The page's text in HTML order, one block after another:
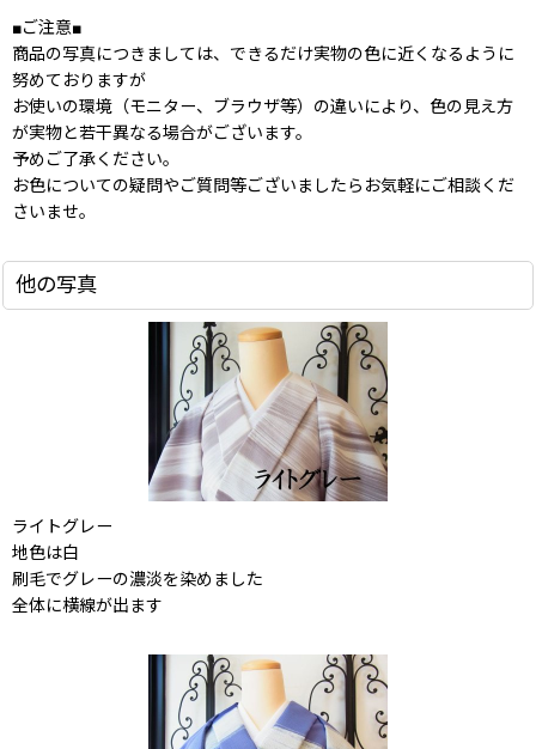
■ご注意■
商品の写真につきましては、できるだけ実物の色に近くなるように
努めておりますが
お使いの環境（モニター、ブラウザ等）の違いにより、色の見え方
が実物と若干異なる場合がございます。
予めご了承ください。
お色についての疑問やご質問等ございましたらお気軽にご相談くだ
さいませ。
他の写真
ライトグレー
地色は白
刷毛でグレーの濃淡を染めました
全体に横線が出ます